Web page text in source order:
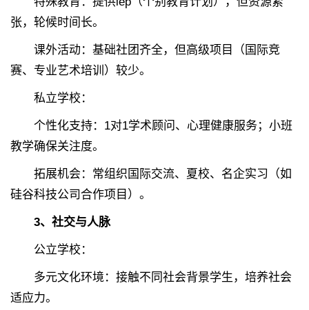
张，轮候时间长。
课外活动：基础社团齐全，但高级项目（国际竞
赛、专业艺术培训）较少。
私立学校：
个性化支持：1对1学术顾问、心理健康服务；小班
教学确保关注度。
拓展机会：常组织国际交流、夏校、名企实习（如
硅谷科技公司合作项目）。
3、社交与人脉
公立学校：
多元文化环境：接触不同社会背景学生，培养社会
适应力。